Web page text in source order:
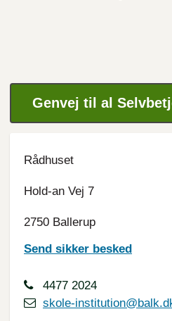
Genvej til al
Rådhuset
Hold-an Vej 7
2750 Ballerup
Send sikker besked
4477 2024
skole-